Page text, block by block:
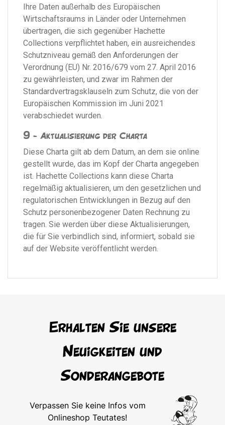
Ihre Daten außerhalb des Europäischen
Wirtschaftsraums in Länder oder Unternehmen
übertragen, die sich gegenüber Hachette
Collections verpflichtet haben, ein ausreichendes
Schutzniveau gemäß den Anforderungen der
Verordnung (EU) Nr. 2016/679 vom 27. April 2016
zu gewährleisten, und zwar im Rahmen der
Standardvertragsklauseln zum Schutz, die von der
Europäischen Kommission im Juni 2021
verabschiedet wurden.
9 - Aktualisierung der Charta
Diese Charta gilt ab dem Datum, an dem sie online
gestellt wurde, das im Kopf der Charta angegeben
ist. Hachette Collections kann diese Charta
regelmäßig aktualisieren, um den gesetzlichen und
regulatorischen Entwicklungen in Bezug auf den
Schutz personenbezogener Daten Rechnung zu
tragen. Sie werden über diese Aktualisierungen,
die für Sie verbindlich sind, informiert, sobald sie
auf der Website veröffentlicht werden.
Erhalten Sie unsere
Neuigkeiten und
Sonderangebote
Verpassen Sie keine Infos vom
Onlineshop Teutates!